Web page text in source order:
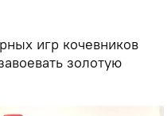
игр кочевников
золотую